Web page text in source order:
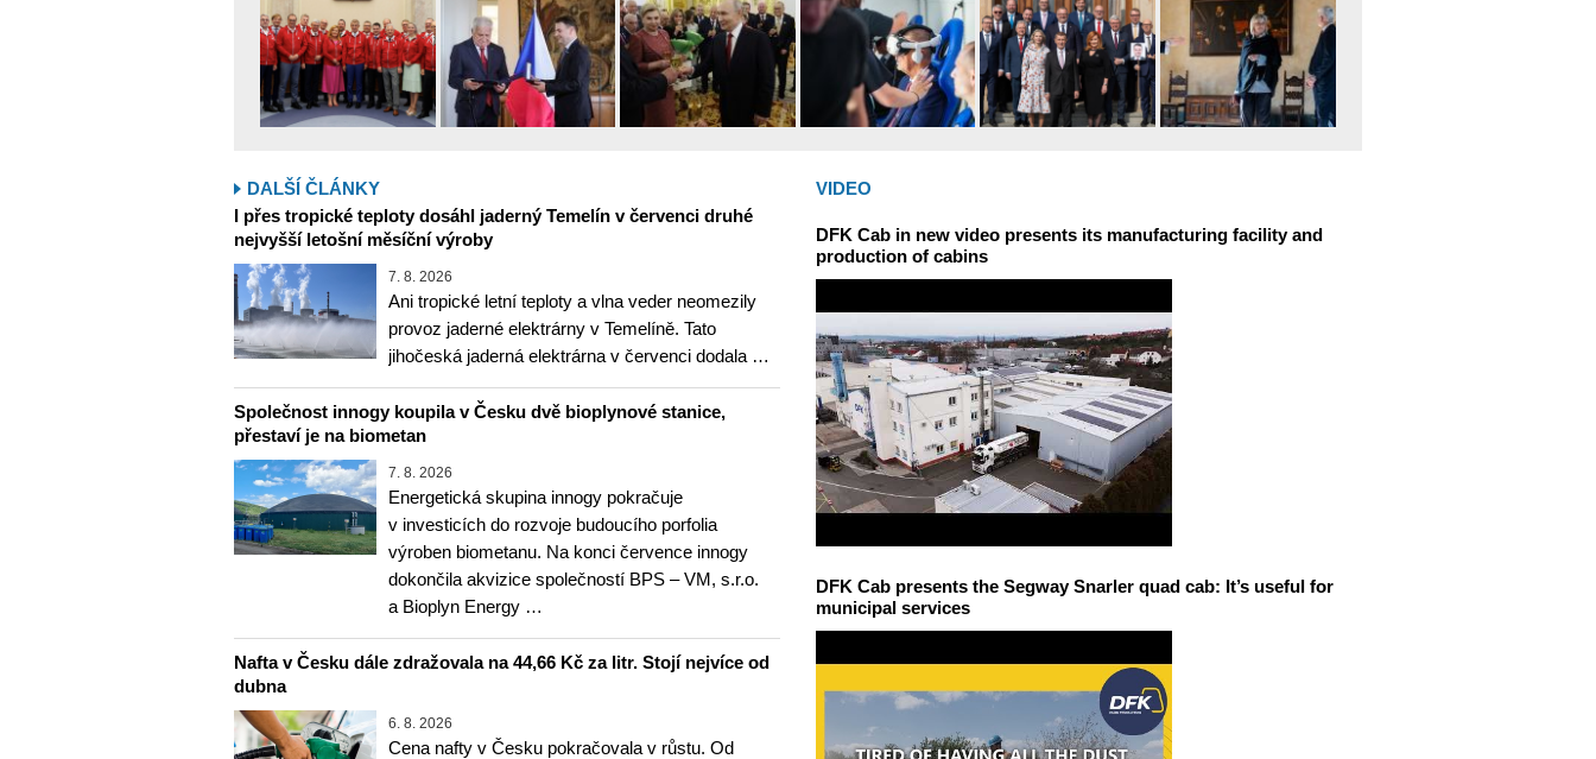
DALŠÍ ČLÁNKY
I přes tropické teploty dosáhl jaderný Temelín v červenci druhé
nejvyšší letošní měsíční výroby
7. 8. 2026
Ani tropické letní teploty a vlna veder neomezily
provoz jaderné elektrárny v Temelíně. Tato
jihočeská jaderná elektrárna v červenci dodala …
Společnost innogy koupila v Česku dvě bioplynové stanice,
přestaví je na biometan
7. 8. 2026
Energetická skupina innogy pokračuje
v investicích do rozvoje budoucího porfolia
výroben biometanu. Na konci července innogy
dokončila akvizice společností BPS – VM, s.r.o.
a Bioplyn Energy …
Nafta v Česku dále zdražovala na 44,66 Kč za litr. Stojí nejvíce od
dubna
6. 8. 2026
Cena nafty v Česku pokračovala v růstu. Od
VIDEO
DFK Cab in new video presents its manufacturing facility and
production of cabins
DFK Cab presents the Segway Snarler quad cab: It’s useful for
municipal services